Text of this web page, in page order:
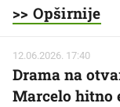
>> Opširnije
12.06.2026. 17:40
Drama na
Marcelo hitno